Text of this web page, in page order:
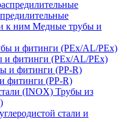
Медные трубы и
и фитинги (PEx/AL/PEx)
фитинги (PP-R)
Трубы из